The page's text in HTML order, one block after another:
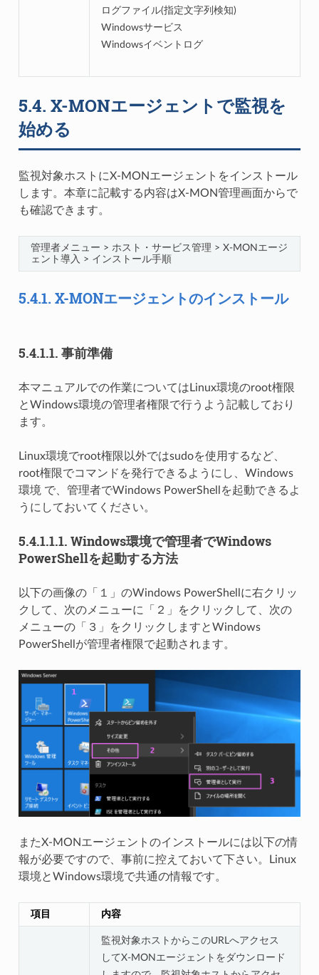
ログファイル(指定文字列検知)
Windowsサービス
Windowsイベントログ
5.4. X-MONエージェントで監視を
始める
監視対象ホストにX-MONエージェントをインストール
します。本章に記載する内容はX-MON管理画面からで
も確認できます。
管理者メニュー > ホスト・サービス管理 > X-MONエージ
ェント導入 > インストール手順
5.4.1. X-MONエージェントのインストール
5.4.1.1. 事前準備
本マニュアルでの作業についてはLinux環境のroot権限
とWindows環境の管理者権限で行うよう記載しており
ます。
Linux環境でroot権限以外ではsudoを使用するなど、
root権限でコマンドを発行できるようにし、Windows
環境 で、管理者でWindows PowerShellを起動できるよ
うにしておいてください。
5.4.1.1.1. Windows環境で管理者でWindows
PowerShellを起動する方法
以下の画像の「１」のWindows PowerShellに右クリッ
クして、次のメニューに「２」をクリックして、次の
メニューの「３」をクリックしますとWindows
PowerShellが管理者権限で起動されます。
またX-MONエージェントのインストールには以下の情
報が必要ですので、事前に控えておいて下さい。Linux
環境とWindows環境で共通の情報です。
項目 内容
監視対象ホストからこのURLへアクセス
してX-MONエージェントをダウンロード